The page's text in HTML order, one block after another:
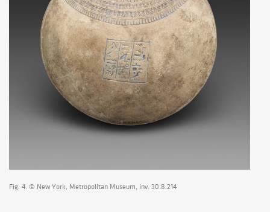
Fig. 4. © New York, Metropolitan Museum, inv. 30.8.214